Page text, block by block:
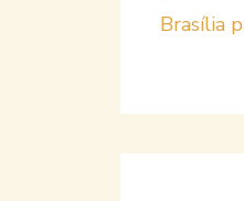
Brasília